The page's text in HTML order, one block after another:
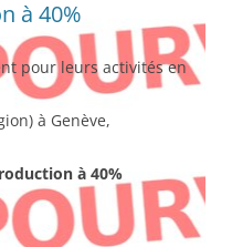
à 40%
pour leurs activités en
à Genève,
à 40%